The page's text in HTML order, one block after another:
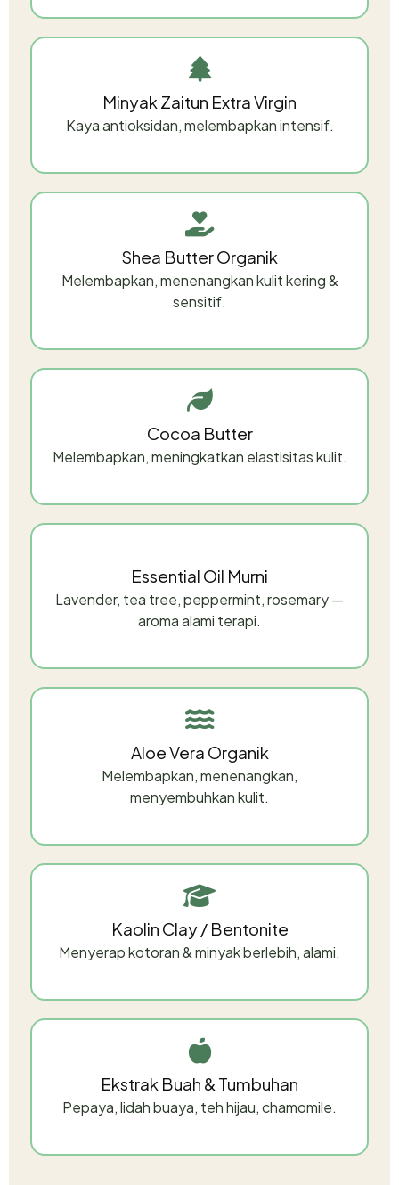
Minyak Zaitun Extra Virgin
Kaya antioksidan, melembapkan intensif.
Shea Butter Organik
Melembapkan, menenangkan kulit kering &
sensitif.
Cocoa Butter
Melembapkan, meningkatkan elastisitas kulit.
Essential Oil Murni
Lavender, tea tree, peppermint, rosemary —
aroma alami terapi.
Aloe Vera Organik
Melembapkan, menenangkan,
menyembuhkan kulit.
Kaolin Clay / Bentonite
Menyerap kotoran & minyak berlebih, alami.
Ekstrak Buah & Tumbuhan
Pepaya, lidah buaya, teh hijau, chamomile.